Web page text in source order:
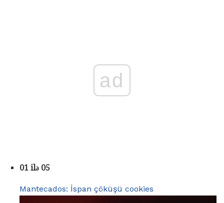
ad
01 ilə 05
Mantecados: İspan çöküşü cookies